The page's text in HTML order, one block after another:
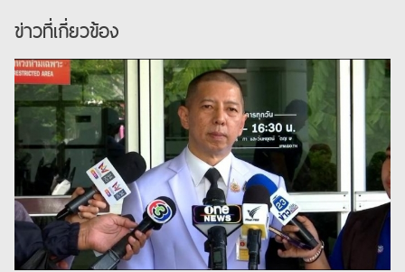
ข่าวที่เกี่ยวข้อง